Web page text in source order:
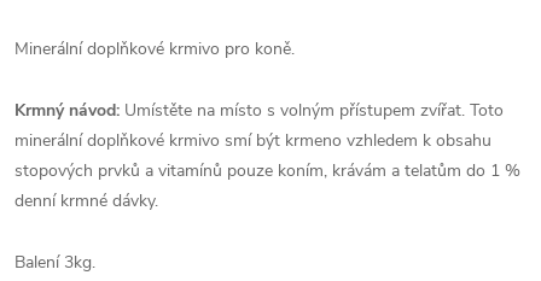
Minerální doplňkové krmivo pro koně.
Krmný návod: Umístěte na místo s volným přístupem zvířat. Toto
minerální doplňkové krmivo smí být krmeno vzhledem k obsahu
stopových prvků a vitamínů pouze koním, krávám a telatům do 1 %
denní krmné dávky.
Balení 3kg.